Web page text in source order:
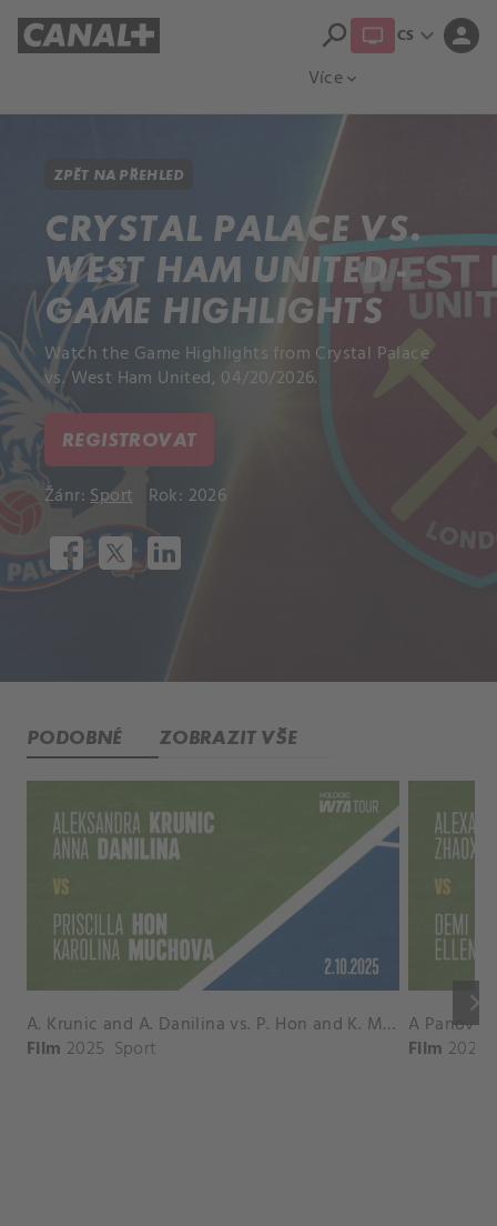
Více expand_more
search CS expand_more person
ZPĚT NA PŘEHLED
CRYSTAL PALACE VS.
WEST HAM UNITED -
GAME HIGHLIGHTS
Watch the Game Highlights from Crystal Palace
vs. West Ham United, 04/20/2026.
REGISTROVAT
Žánr:Sport Rok: 2026
PODOBNÉ ZOBRAZIT VŠE
keyboard_arrow_right
A. Krunic and A. Danilina vs. P. Hon and K. Muchova Match Highlights - BEIJING_Capital Group Diamond ( October 02, 2025)
Film 2025 Sport Film 2026